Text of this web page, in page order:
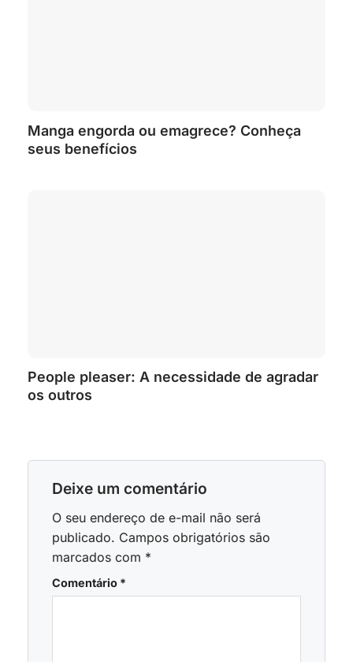
Manga engorda ou emagrece? Conheça
seus benefícios
People pleaser: A necessidade de agradar
os outros
Deixe um comentário
O seu endereço de e-mail não será
publicado. Campos obrigatórios são
marcados com *
Comentário *